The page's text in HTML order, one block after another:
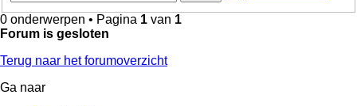
0 onderwerpen • Pagina 1 van 1
Forum is gesloten
Terug naar het forumoverzicht
Ga naar